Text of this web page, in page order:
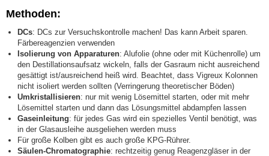
Methoden:
DCs: DCs zur Versuchskontrolle machen! Das kann Arbeit sparen.
Färbereagenzien verwenden
Isolierung von Apparaturen: Alufolie (ohne oder mit Küchenrolle) um
den Destillationsaufsatz wickeln, falls der Gasraum nicht ausreichend
gesättigt ist/ausreichend heiß wird. Beachtet, dass Vigreux Kolonnen
nicht isoliert werden sollten (Verringerung theoretischer Böden)
Umkristallisieren: nur mit wenig Lösemittel starten, oder mit mehr
Lösemittel starten und dann das Lösungsmittel abdampfen lassen
Gaseinleitung: für jedes Gas wird ein spezielles Ventil benötigt, was
in der Glasausleihe ausgeliehen werden muss
Für große Kolben gibt es auch große KPG-Rührer.
Säulen-Chromatographie: rechtzeitig genug Reagenzgläser in der